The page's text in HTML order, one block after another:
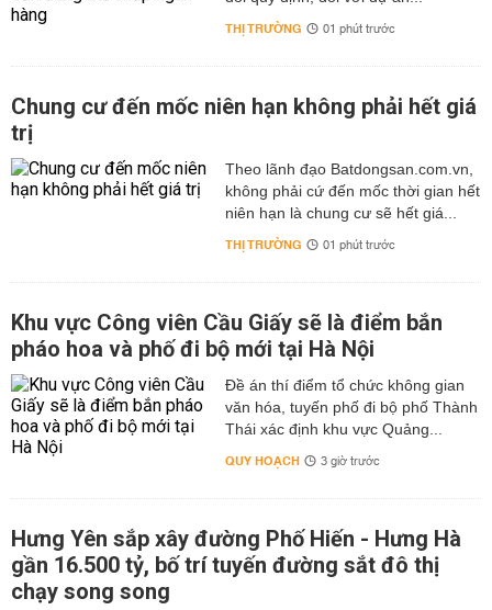
THỊ TRƯỜNG 01 phút trước
Chung cư đến mốc niên hạn không phải hết giá
trị
Theo lãnh đạo Batdongsan.com.vn,
không phải cứ đến mốc thời gian hết
niên hạn là chung cư sẽ hết giá...
THỊ TRƯỜNG 01 phút trước
Khu vực Công viên Cầu Giấy sẽ là điểm bắn
pháo hoa và phố đi bộ mới tại Hà Nội
Đề án thí điểm tổ chức không gian
văn hóa, tuyến phố đi bộ phố Thành
Thái xác định khu vực Quảng...
QUY HOẠCH 3 giờ trước
Hưng Yên sắp xây đường Phố Hiến - Hưng Hà
gần 16.500 tỷ, bố trí tuyến đường sắt đô thị
chạy song song